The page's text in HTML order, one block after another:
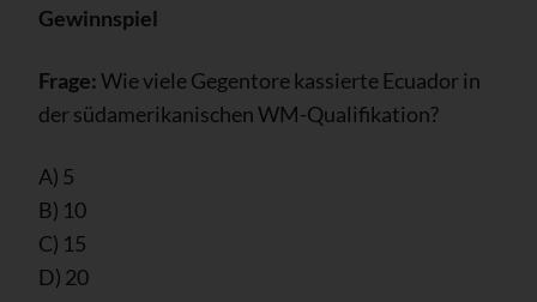
Gewinnspiel
Frage:Wie viele Gegentore kassierte Ecuador in
der südamerikanischen WM-Qualifikation?
A) 5
B) 10
C) 15
D) 20